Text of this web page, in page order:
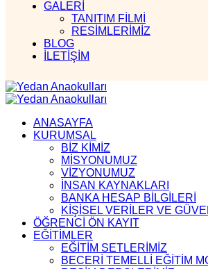
GALERİ
TANITIM FİLMİ
RESİMLERİMİZ
BLOG
İLETİŞİM
ANASAYFA
KURUMSAL
BİZ KİMİZ
MİSYONUMUZ
VİZYONUMUZ
İNSAN KAYNAKLARI
BANKA HESAP BİLGİLERİ
KİŞİSEL VERİLER VE
ÖĞRENCİ ÖN KAYIT
EĞİTİMLER
EĞİTİM SETLERİMİZ
BECERİ TEMELLİ EĞİTİM